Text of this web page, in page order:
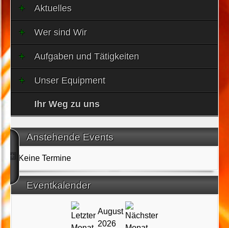
Aktuelles
Wer sind Wir
Aufgaben und Tätigkeiten
Unser Equipment
Ihr Weg zu uns
Anstehende Events
Keine Termine
Eventkalender
August
2026